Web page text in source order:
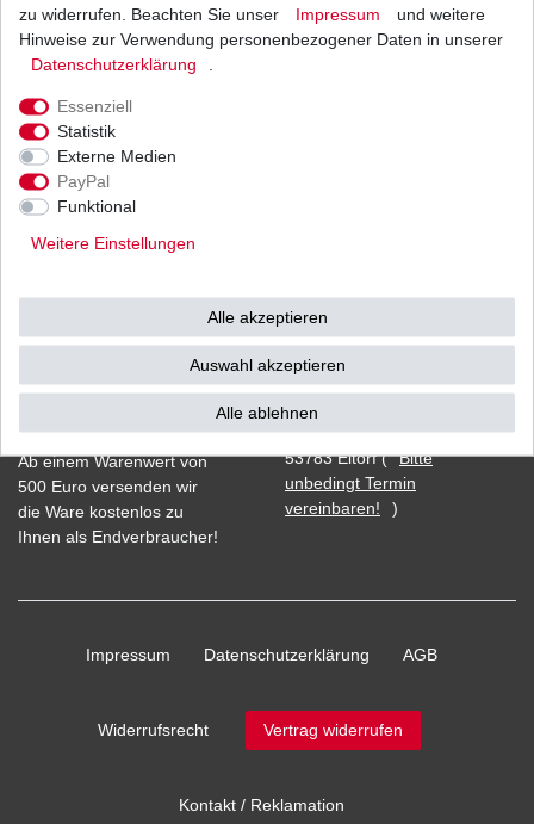
Bremslichtschalter vorne Suzuki 001
UVP 7,70 €
Ab einem Warenwert von
500 Euro versenden wir
die Ware kostenlos zu
Ihnen als Endverbraucher!
Vorkasse
Barzahlung bei Abholung in
53783 Eitorf (
Bitte
unbedingt Termin
vereinbaren!
)
Impressum Daten­schutz­erklärung AGB
Widerrufs­recht Vertrag widerrufen
Kontakt / Reklamation
zu widerrufen. Beachten Sie unser
Impressum
und weitere
Hinweise zur Verwendung personenbezogener Daten in unserer
Daten­schutz­erklärung
Essenziell
Statistik
Externe Medien
PayPal
Funktional
Weitere Einstellungen
Alle akzeptieren
Auswahl akzeptieren
Alle ablehnen